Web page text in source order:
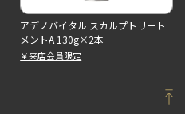
アデノバイタル スカルプトリート
メントA 130g×2本
￥来店会員限定